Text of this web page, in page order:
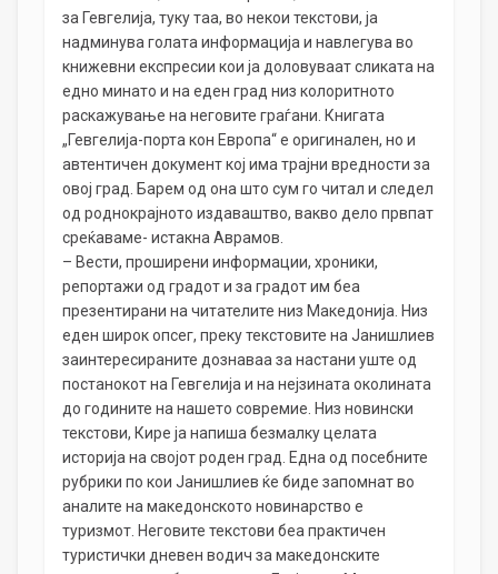
за Гевгелија, туку таа, во некои текстови, ја
надминува голата информација и навлегува во
книжевни експресии кои ја доловуваат сликата на
едно минато и на еден град низ колоритното
раскажување на неговите граѓани. Книгата
„Гевгелија-порта кон Европа“ е оригинален, но и
автентичен документ кој има трајни вредности за
овој град. Барем од она што сум го читал и следел
од роднокрајното издаваштво, вакво дело првпат
среќаваме- истакна Аврамов.
– Вести, проширени информации, хроники,
репортажи од градот и за градот им беа
презентирани на читателите низ Македонија. Низ
еден широк опсег, преку текстовите на Јанишлиев
заинтересираните дознаваа за настани уште од
постанокот на Гевгелија и на нејзината околината
до годините на нашето совремие. Низ новински
текстови, Кире ја напиша безмалку целата
историја на својот роден град. Една од посебните
рубрики по кои Јанишлиев ќе биде запомнат во
аналите на македонското новинарство е
туризмот. Неговите текстови беа практичен
туристички дневен водич за македонските